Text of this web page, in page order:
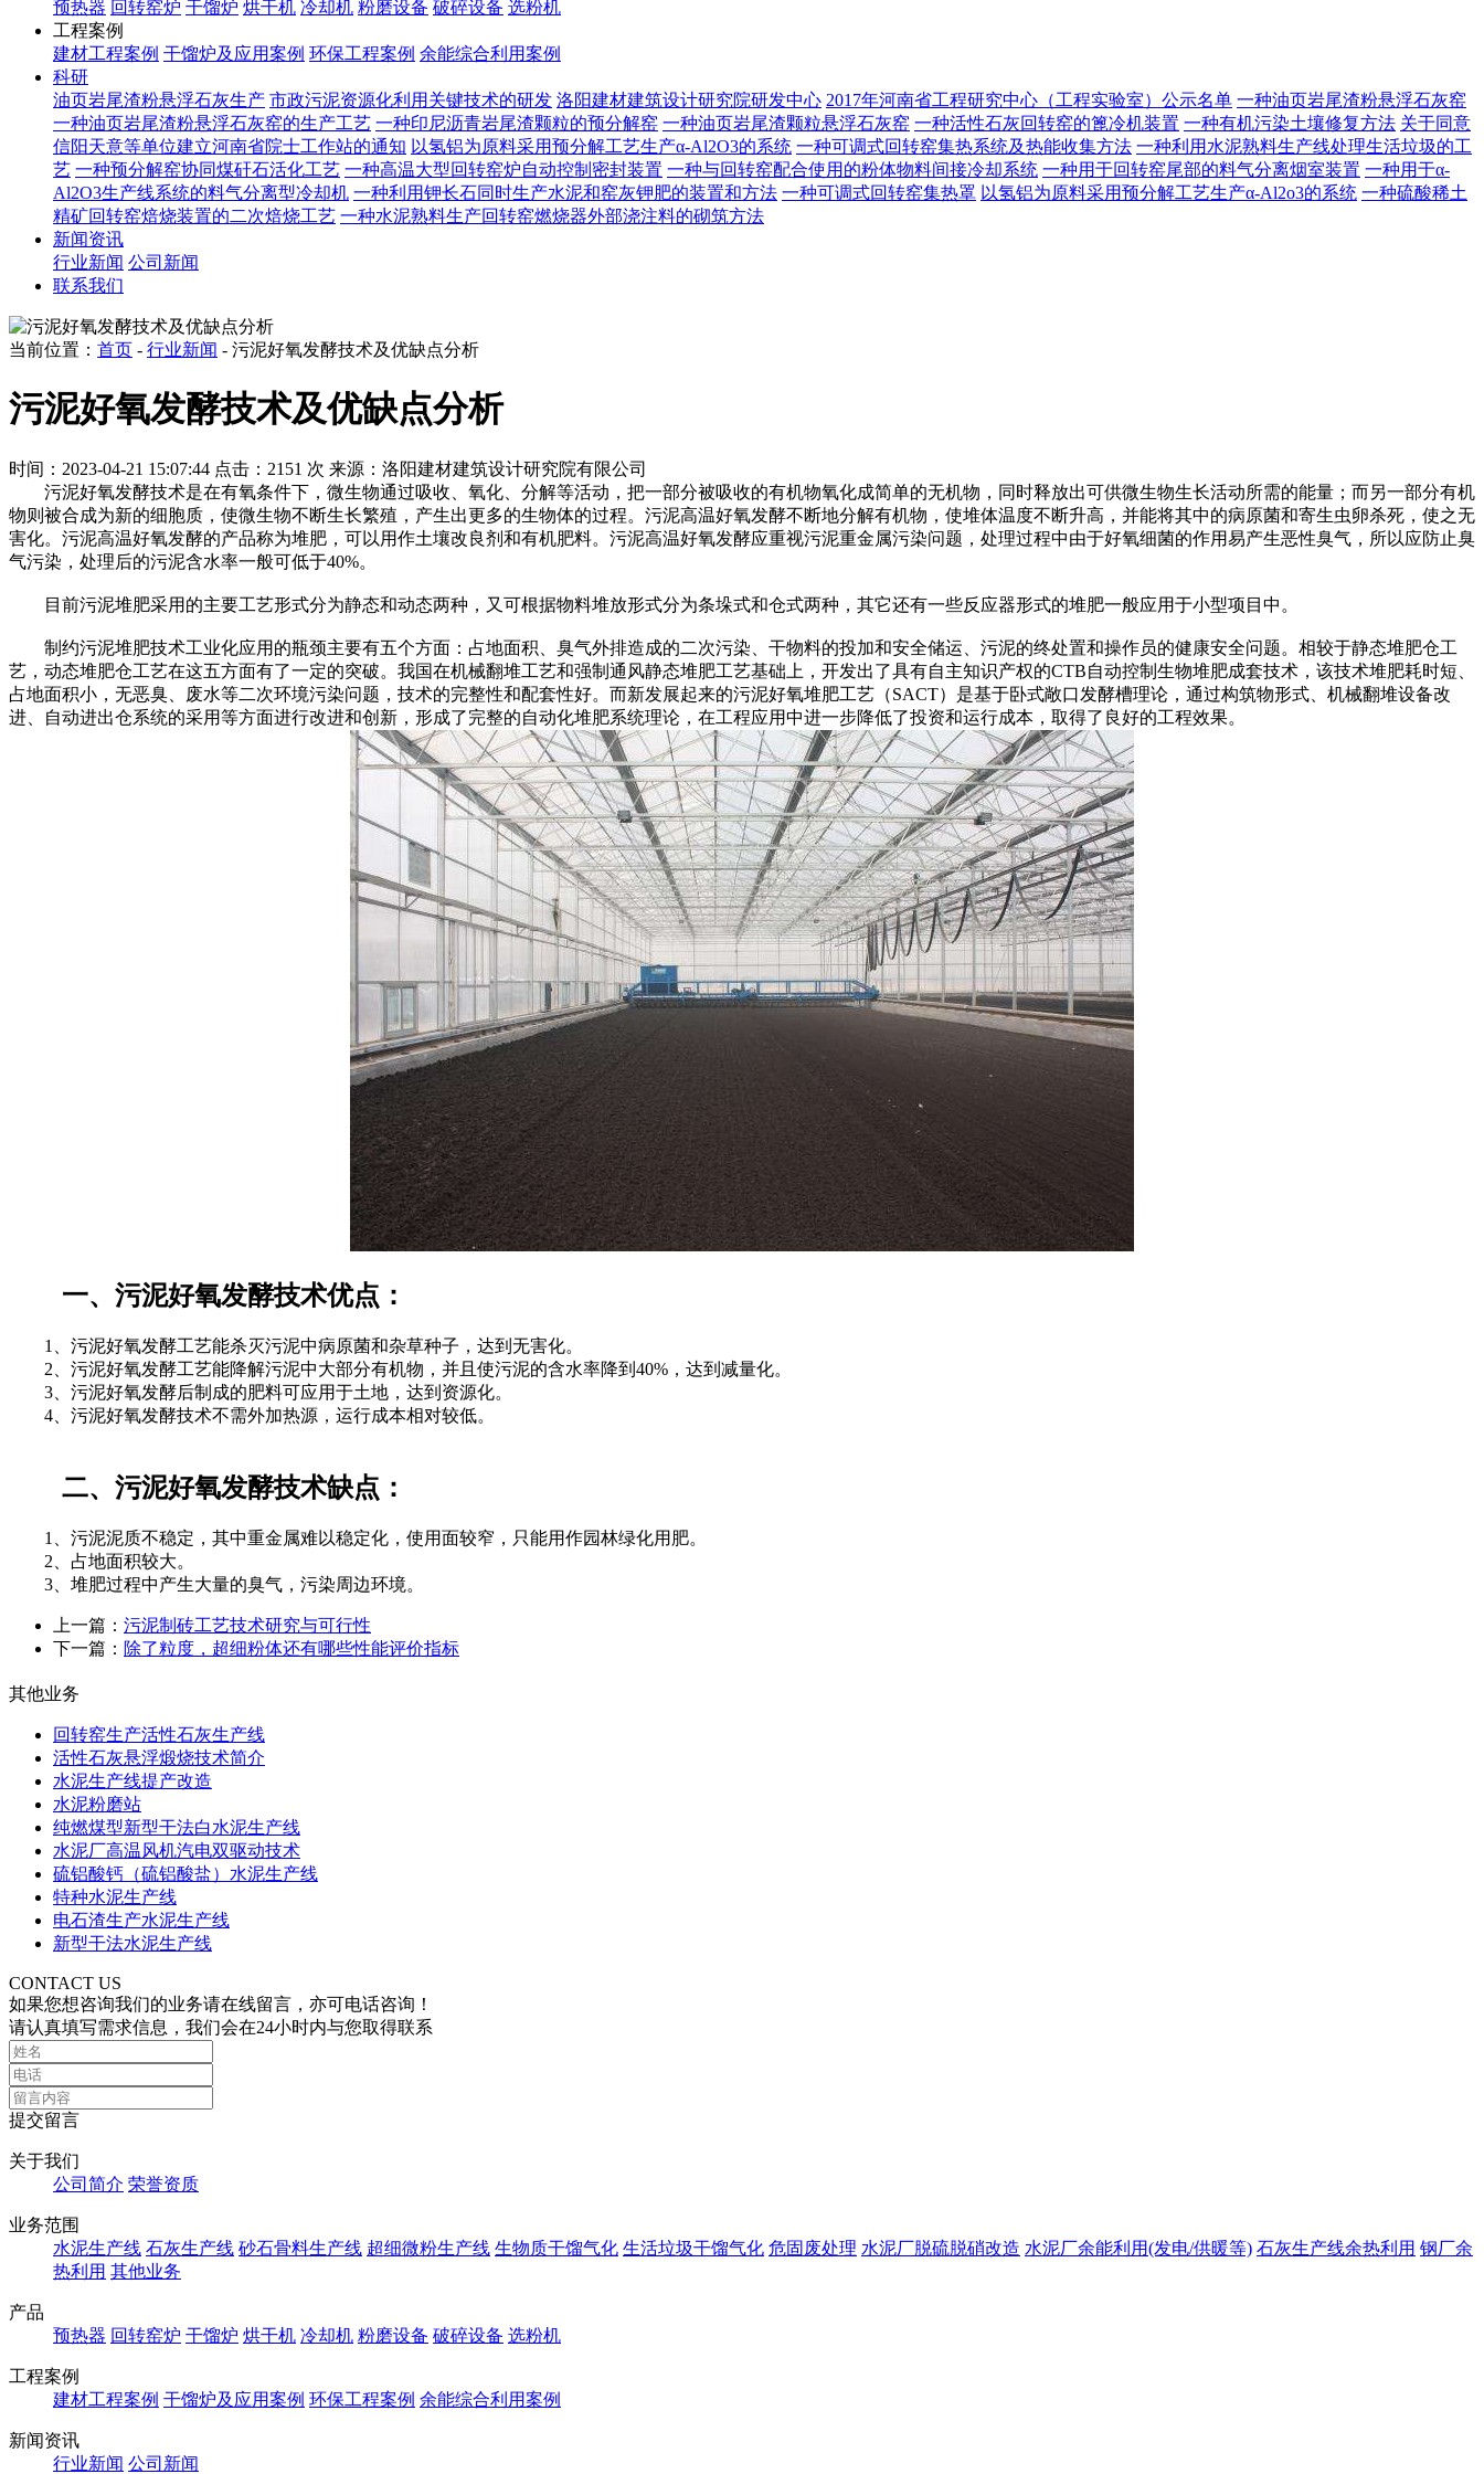
预热器 回转窑炉 干馏炉 烘干机 冷却机 粉磨设备 破碎设备 选粉机
工程案例
建材工程案例 干馏炉及应用案例 环保工程案例 余能综合利用案例
科研
油页岩尾渣粉悬浮石灰生产 市政污泥资源化利用关键技术的研发 洛阳建材建筑设计研究院研发中心 2017年河南省工程研究中心（工程实验室）公示名单 一种油页岩尾渣粉悬浮石灰窑
一种油页岩尾渣粉悬浮石灰窑的生产工艺 一种印尼沥青岩尾渣颗粒的预分解窑 一种油页岩尾渣颗粒悬浮石灰窑 一种活性石灰回转窑的篦冷机装置 一种有机污染土壤修复方法 关于同意
信阳天意等单位建立河南省院士工作站的通知 以氢铝为原料采用预分解工艺生产α-Al2O3的系统 一种可调式回转窑集热系统及热能收集方法 一种利用水泥熟料生产线处理生活垃圾的工
艺 一种预分解窑协同煤矸石活化工艺 一种高温大型回转窑炉自动控制密封装置 一种与回转窑配合使用的粉体物料间接冷却系统 一种用于回转窑尾部的料气分离烟室装置 一种用于α-
Al2O3生产线系统的料气分离型冷却机 一种利用钾长石同时生产水泥和窑灰钾肥的装置和方法 一种可调式回转窑集热罩 以氢铝为原料采用预分解工艺生产α-Al2o3的系统 一种硫酸稀土
精矿回转窑焙烧装置的二次焙烧工艺 一种水泥熟料生产回转窑燃烧器外部浇注料的砌筑方法
新闻资讯
行业新闻 公司新闻
联系我们
当前位置： 首页 - 行业新闻 - 污泥好氧发酵技术及优缺点分析
污泥好氧发酵技术及优缺点分析
时间：2023-04-21 15:07:44 点击：2151 次 来源：洛阳建材建筑设计研究院有限公司
污泥好氧发酵技术是在有氧条件下，微生物通过吸收、氧化、分解等活动，把一部分被吸收的有机物氧化成简单的无机物，同时释放出可供微生物生长活动所需的能量；而另一部分有机
物则被合成为新的细胞质，使微生物不断生长繁殖，产生出更多的生物体的过程。污泥高温好氧发酵不断地分解有机物，使堆体温度不断升高，并能将其中的病原菌和寄生虫卵杀死，使之无
害化。污泥高温好氧发酵的产品称为堆肥，可以用作土壤改良剂和有机肥料。污泥高温好氧发酵应重视污泥重金属污染问题，处理过程中由于好氧细菌的作用易产生恶性臭气，所以应防止臭
气污染，处理后的污泥含水率一般可低于40%。
目前污泥堆肥采用的主要工艺形式分为静态和动态两种，又可根据物料堆放形式分为条垛式和仓式两种，其它还有一些反应器形式的堆肥一般应用于小型项目中。
制约污泥堆肥技术工业化应用的瓶颈主要有五个方面：占地面积、臭气外排造成的二次污染、干物料的投加和安全储运、污泥的终处置和操作员的健康安全问题。相较于静态堆肥仓工
艺，动态堆肥仓工艺在这五方面有了一定的突破。我国在机械翻堆工艺和强制通风静态堆肥工艺基础上，开发出了具有自主知识产权的CTB自动控制生物堆肥成套技术，该技术堆肥耗时短、
占地面积小，无恶臭、废水等二次环境污染问题，技术的完整性和配套性好。而新发展起来的污泥好氧堆肥工艺（SACT）是基于卧式敞口发酵槽理论，通过构筑物形式、机械翻堆设备改
进、自动进出仓系统的采用等方面进行改进和创新，形成了完整的自动化堆肥系统理论，在工程应用中进一步降低了投资和运行成本，取得了良好的工程效果。
一、污泥好氧发酵技术优点：
1、污泥好氧发酵工艺能杀灭污泥中病原菌和杂草种子，达到无害化。
2、污泥好氧发酵工艺能降解污泥中大部分有机物，并且使污泥的含水率降到40%，达到减量化。
3、污泥好氧发酵后制成的肥料可应用于土地，达到资源化。
4、污泥好氧发酵技术不需外加热源，运行成本相对较低。
二、污泥好氧发酵技术缺点：
1、污泥泥质不稳定，其中重金属难以稳定化，使用面较窄，只能用作园林绿化用肥。
2、占地面积较大。
3、堆肥过程中产生大量的臭气，污染周边环境。
上一篇： 污泥制砖工艺技术研究与可行性
下一篇： 除了粒度，超细粉体还有哪些性能评价指标
其他业务
回转窑生产活性石灰生产线
活性石灰悬浮煅烧技术简介
水泥生产线提产改造
水泥粉磨站
纯燃煤型新型干法白水泥生产线
水泥厂高温风机汽电双驱动技术
硫铝酸钙（硫铝酸盐）水泥生产线
特种水泥生产线
电石渣生产水泥生产线
新型干法水泥生产线
CONTACT US
如果您想咨询我们的业务请在线留言，亦可电话咨询！
请认真填写需求信息，我们会在24小时内与您取得联系
提交留言
关于我们
公司简介 荣誉资质
业务范围
水泥生产线 石灰生产线 砂石骨料生产线 超细微粉生产线 生物质干馏气化 生活垃圾干馏气化 危固废处理 水泥厂脱硫脱硝改造 水泥厂余能利用(发电/供暖等) 石灰生产线余热利用 钢厂余
热利用 其他业务
产品
预热器 回转窑炉 干馏炉 烘干机 冷却机 粉磨设备 破碎设备 选粉机
工程案例
建材工程案例 干馏炉及应用案例 环保工程案例 余能综合利用案例
新闻资讯
行业新闻 公司新闻